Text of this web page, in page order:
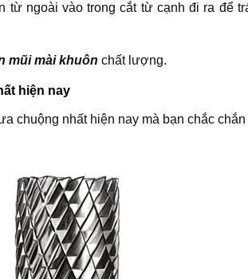
ngoài vào trong cắt từ cạnh đi ra để
mũi mài khuôn chất lượng.
hiện nay
chuộng nhất hiện nay mà bạn chắc chắn